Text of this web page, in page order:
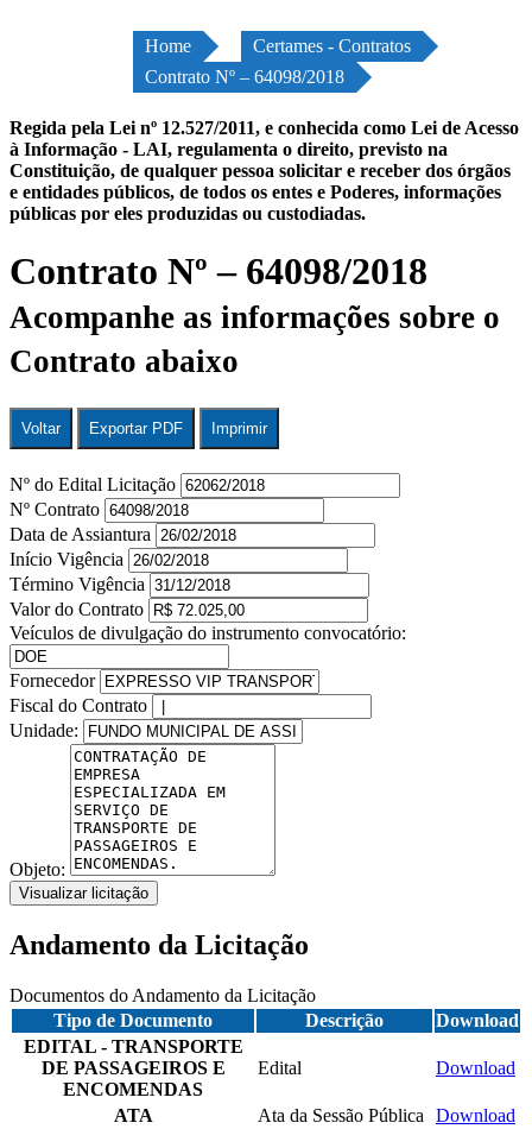
Home
Certames - Contratos
Contrato Nº – 64098/2018
Regida pela Lei nº 12.527/2011, e conhecida como Lei de Acesso
à Informação - LAI, regulamenta o direito, previsto na
Constituição, de qualquer pessoa solicitar e receber dos órgãos
e entidades públicos, de todos os entes e Poderes, informações
públicas por eles produzidas ou custodiadas.
Contrato Nº – 64098/2018
Acompanhe as informações sobre o
Contrato abaixo
Voltar Exportar PDF Imprimir
Nº do Edital Licitação
Nº Contrato
Data de Assiantura
Início Vigência
Término Vigência
Valor do Contrato
Veículos de divulgação do instrumento convocatório:
Fornecedor
Fiscal do Contrato
Unidade:
Objeto:
Visualizar licitação
Andamento da Licitação
Documentos do Andamento da Licitação
Tipo de Documento
Descrição
Download
EDITAL - TRANSPORTE
DE PASSAGEIROS E
ENCOMENDAS
Edital Download
ATA Ata da Sessão Pública Download